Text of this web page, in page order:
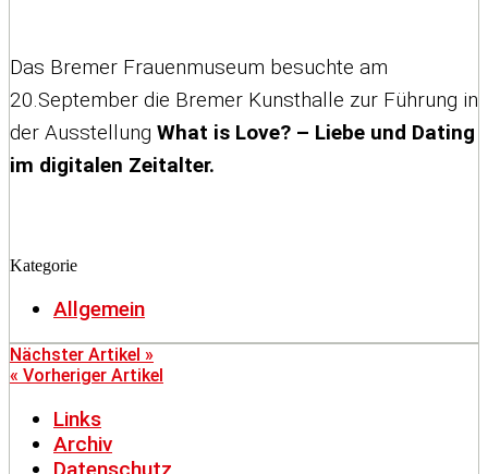
Das Bremer Frauenmuseum besuchte am
20.September die Bremer Kunsthalle zur Führung in
der Ausstellung What is Love? – Liebe und Dating
im digitalen Zeitalter.
Kategorie
Allgemein
Nächster Artikel »
« Vorheriger Artikel
Links
Archiv
Datenschutz